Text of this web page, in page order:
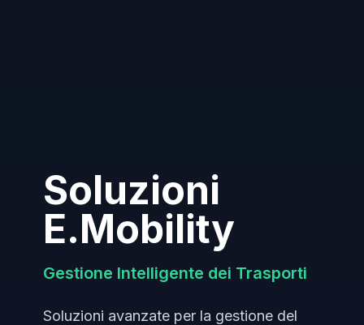
Soluzioni
E.Mobility
Gestione Intelligente dei Trasporti
Soluzioni avanzate per la gestione del